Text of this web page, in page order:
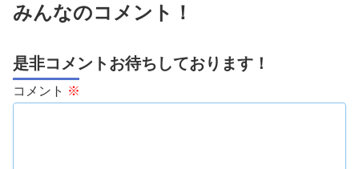
みんなのコメント！
是非コメントお待ちしております！
コメント ※